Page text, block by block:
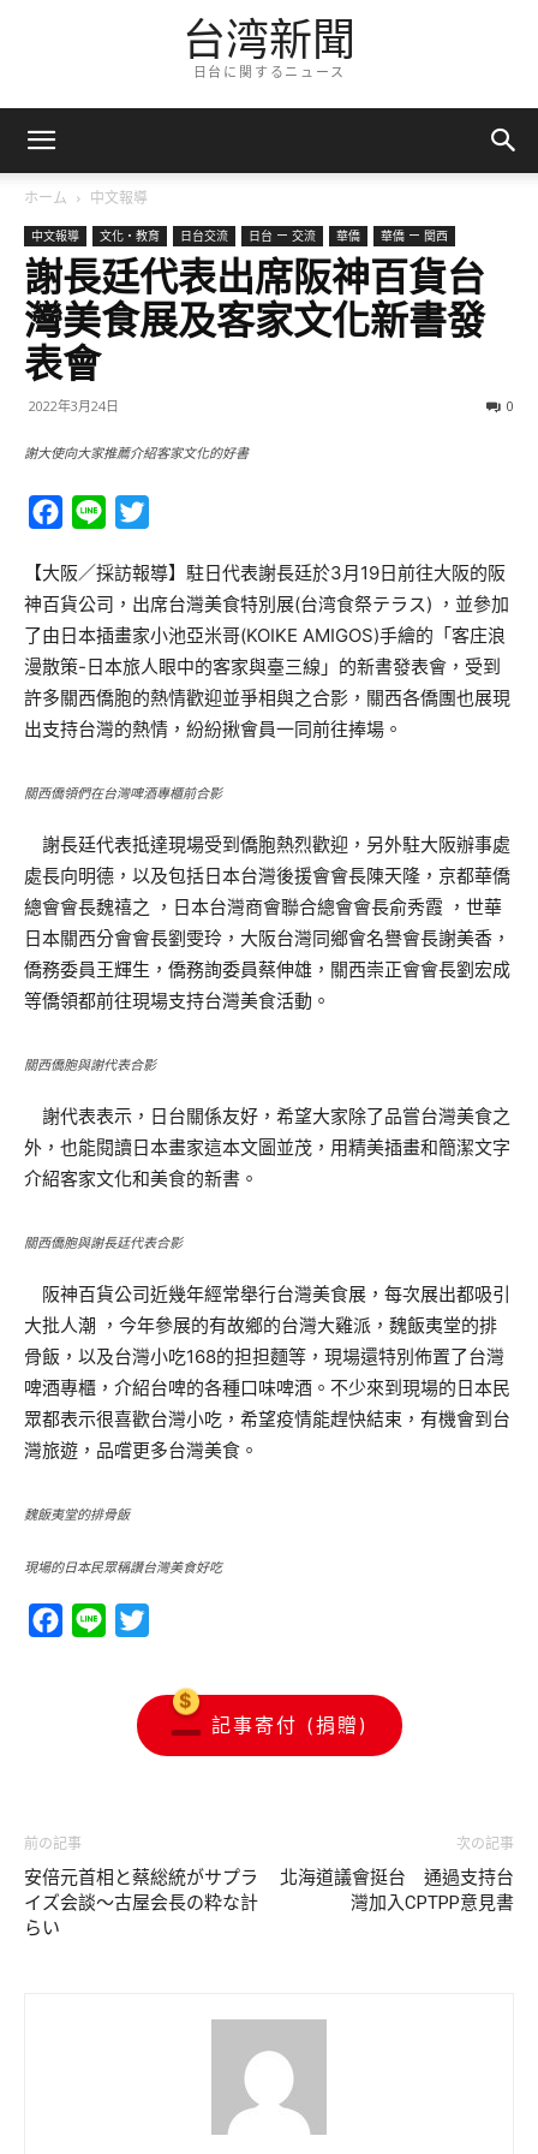
台湾新聞
日台に関するニュース
ホーム 中文報導
中文報導 文化・教育 日台交流 日台 ー 交流 華僑 華僑 ー 関西
謝長廷代表出席阪神百貨台
灣美食展及客家文化新書發
表會
2022年3月24日 0
謝大使向大家推薦介紹客家文化的好書
Facebook
Line
【大阪／採訪報導】駐日代表謝長廷於3月19日前往大阪的阪
神百貨公司，出席台灣美食特別展(台湾食祭テラス) ，並參加
了由日本插畫家小池亞米哥(KOIKE AMIGOS)手繪的「客庄浪
漫散策-日本旅人眼中的客家與臺三線」的新書發表會，受到
許多關西僑胞的熱情歡迎並爭相與之合影，關西各僑團也展現
出支持台灣的熱情，紛紛揪會員一同前往捧場。
關西僑領們在台灣啤酒專櫃前合影
謝長廷代表抵達現場受到僑胞熱烈歡迎，另外駐大阪辦事處
處長向明德，以及包括日本台灣後援會會長陳天隆，京都華僑
總會會長魏禧之 ，日本台灣商會聯合總會會長俞秀霞 ，世華
日本關西分會會長劉雯玲，大阪台灣同鄉會名譽會長謝美香，
僑務委員王輝生，僑務詢委員蔡伸雄，關西崇正會會長劉宏成
等僑領都前往現場支持台灣美食活動。
關西僑胞與謝代表合影
謝代表表示，日台關係友好，希望大家除了品嘗台灣美食之
外，也能閱讀日本畫家這本文圖並茂，用精美插畫和簡潔文字
介紹客家文化和美食的新書。
關西僑胞與謝長廷代表合影
阪神百貨公司近幾年經常舉行台灣美食展，每次展出都吸引
大批人潮 ，今年參展的有故鄉的台灣大雞派，魏飯夷堂的排
骨飯，以及台灣小吃168的担担麵等，現場還特別佈置了台灣
啤酒專櫃，介紹台啤的各種口味啤酒。不少來到現場的日本民
眾都表示很喜歡台灣小吃，希望疫情能趕快結束，有機會到台
灣旅遊，品嚐更多台灣美食。
魏飯夷堂的排骨飯
現場的日本民眾稱讚台灣美食好吃
Facebook
Line
記事寄付 (捐贈)
前の記事
安倍元首相と蔡総統がサプラ
イズ会談～古屋会長の粋な計
らい
次の記事
北海道議會挺台 通過支持台
灣加入CPTPP意見書